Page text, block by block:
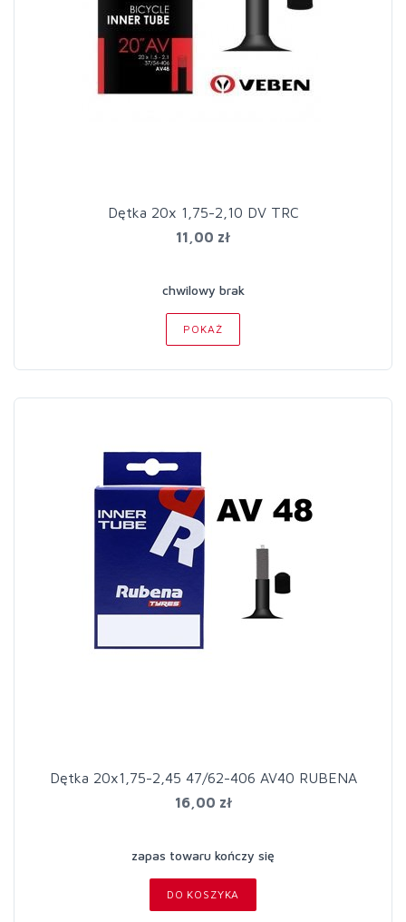
Dętka 20x 1,75-2,10 DV TRC
11,00 zł
chwilowy brak
POKAŻ
Dętka 20x1,75-2,45 47/62-406 AV40 RUBENA
16,00 zł
zapas towaru kończy się
DO KOSZYKA